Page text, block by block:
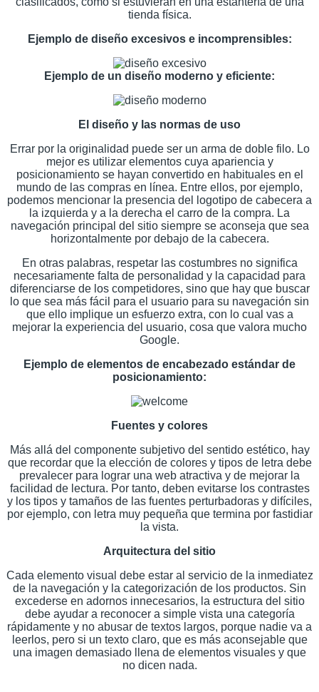
tienda física.
Ejemplo de diseño excesivos e incomprensibles:
Ejemplo de un diseño moderno y eficiente:
El diseño y las normas de uso
Errar por la originalidad puede ser un arma de doble filo. Lo
mejor es utilizar elementos cuya apariencia y
posicionamiento se hayan convertido en habituales en el
mundo de las compras en línea. Entre ellos, por ejemplo,
podemos mencionar la presencia del logotipo de cabecera a
la izquierda y a la derecha el carro de la compra. La
navegación principal del sitio siempre se aconseja que sea
horizontalmente por debajo de la cabecera.
En otras palabras, respetar las costumbres no significa
necesariamente falta de personalidad y la capacidad para
diferenciarse de los competidores, sino que hay que buscar
lo que sea más fácil para el usuario para su navegación sin
que ello implique un esfuerzo extra, con lo cual vas a
mejorar la experiencia del usuario, cosa que valora mucho
Google.
Ejemplo de elementos de encabezado estándar de
posicionamiento:
Fuentes y colores
Más allá del componente subjetivo del sentido estético, hay
que recordar que la elección de colores y tipos de letra debe
prevalecer para lograr una web atractiva y de mejorar la
facilidad de lectura. Por tanto, deben evitarse los contrastes
y los tipos y tamaños de las fuentes perturbadoras y difíciles,
por ejemplo, con letra muy pequeña que termina por fastidiar
la vista.
Arquitectura del sitio
Cada elemento visual debe estar al servicio de la inmediatez
de la navegación y la categorización de los productos. Sin
excederse en adornos innecesarios, la estructura del sitio
debe ayudar a reconocer a simple vista una categoría
rápidamente y no abusar de textos largos, porque nadie va a
leerlos, pero si un texto claro, que es más aconsejable que
una imagen demasiado llena de elementos visuales y que
no dicen nada.